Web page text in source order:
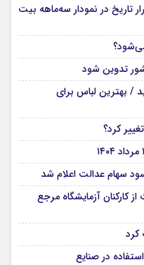
تاریخ در نمودار سه‌ماهه بیت‌
تدوین شود
/ بهترین لباس برای
کرد؟
سهام عدالت اعلام شد
کارکنان آزمایشگاه مرجع
کرد